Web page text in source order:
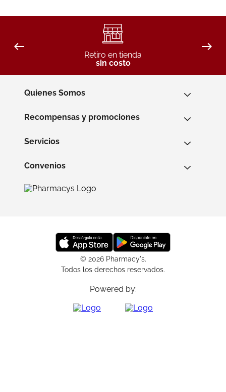
Retiro en tienda
sin costo
Quienes Somos
Recompensas y promociones
Servicios
Convenios
© 2026 Pharmacy's.
Todos los derechos reservados.
Powered by: